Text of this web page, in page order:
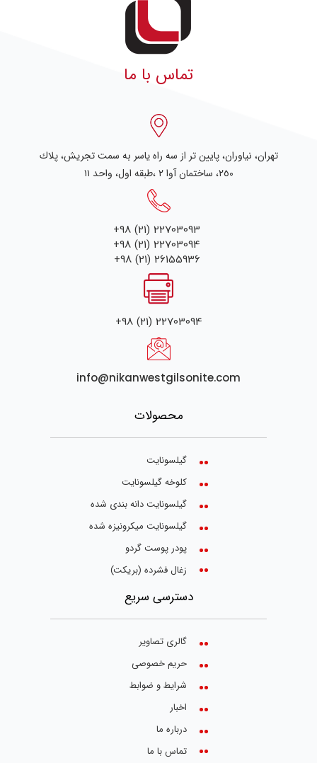
تماس با ما
تهران، نياوران، پایین تر از سه راه یاسر به سمت تجریش، پلاك
٢٥٠، ساختمان آوا ۲ ،طبقه اول، واحد ۱۱
+98 (21) 22703093
+98 (21) 22703094
+98 (21) 26155936
+98 (21) 22703094
info@nikanwestgilsonite.com
محصولات
گیلسونایت
کلوخه گیلسونایت
گیلسونایت دانه بندی شده
گیلسونایت میکرونیزه شده
پودر پوست گردو
زغال فشرده (بریکت)
دسترسی سریع
گالری تصاویر
حریم خصوصی
شرایط و ضوابط
اخبار
درباره ما
تماس با ما